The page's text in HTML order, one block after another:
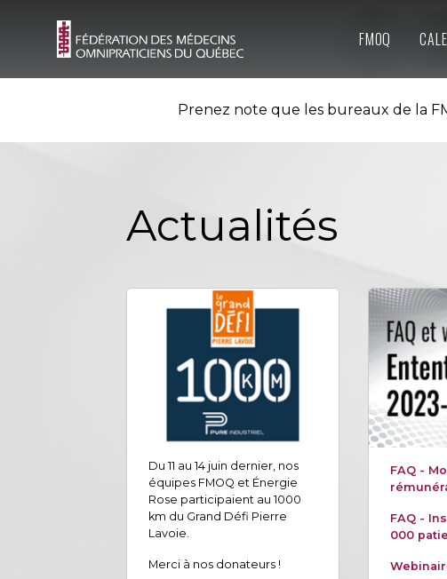
FMOQ
Prenez note que les bureaux de la
Actualités
Du 11 au 14 juin dernier, nos
équipes FMOQ et Énergie
Rose participaient au 1000
km du Grand Défi Pierre
Lavoie.
Merci à nos donateurs !
FAQ -
FAQ -
000